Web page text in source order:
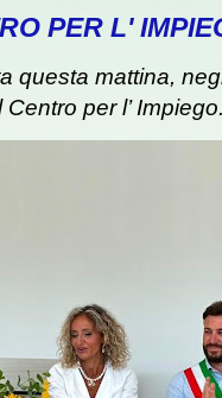
PER L'
questa mattina,
per l’